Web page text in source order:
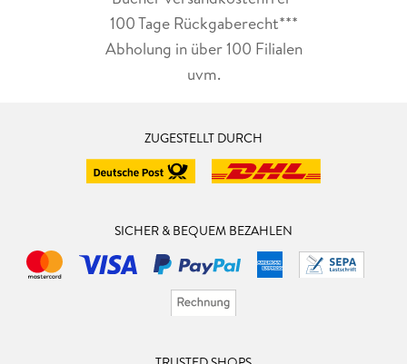
100 Tage Rückgaberecht***
Abholung in über 100 Filialen
uvm.
ZUGESTELLT DURCH
SICHER & BEQUEM BEZAHLEN